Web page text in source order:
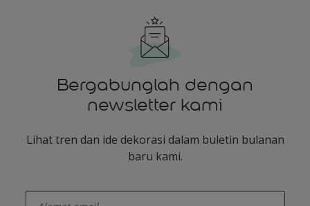
Bergabunglah dengan
newsletter kami
Lihat tren dan ide dekorasi dalam buletin bulanan
baru kami.